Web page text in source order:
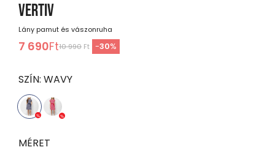
VERTIV
Lány pamut és vászonruha
7 690Ft10 990 Ft -30%
SZÍN: WAVY
MÉRET